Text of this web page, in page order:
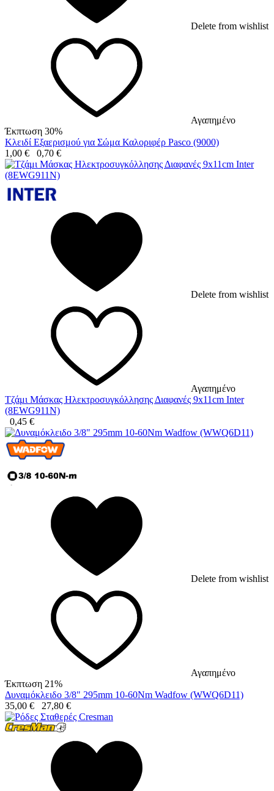
Delete from wishlist
Αγαπημένο
Έκπτωση 30%
Κλειδί Εξαερισμού για Σώμα Καλοριφέρ Pasco (9000)
1,00 € 0,70 €
Delete from wishlist
Αγαπημένο
Τζάμι Μάσκας Ηλεκτροσυγκόλλησης Διαφανές 9x11cm Inter
(8EWG911N)
0,45 €
Delete from wishlist
Αγαπημένο
Έκπτωση 21%
Δυναμόκλειδο 3/8" 295mm 10-60Nm Wadfow (WWQ6D11)
35,00 € 27,80 €